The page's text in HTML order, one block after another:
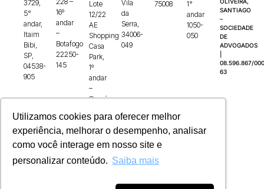
Utilizamos cookies para oferecer melhor
experiência, melhorar o desempenho, analisar
como você interage em nosso site e
personalizar conteúdo. Saiba mais
3729,
5°
andar,
Itaim
Bibi,
SP,
04538-
905
16º
andar
–
Botafogo
22250-
145
Lote
12/22
AE
Shopping
Casa
Park,
1º
andar
–
Guará,
100
Vila
da
Serra,
34006-
049
75008
1°
andar
1050-
050
SANTIAGO
–
SOCIEDADE
DE
ADVOGADOS
08.596.867/
63